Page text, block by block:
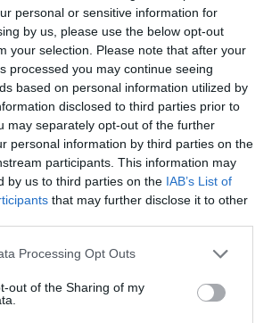
personal or sensitive information for
by us, please use the below opt-out
your selection. Please note that after your
processed you may continue seeing
based on personal information utilized by
disclosed to third parties prior to
may separately opt-out of the further
personal information by third parties on the
participants. This information may
by us to third parties on the IAB’s List of
that may further disclose it to other
Processing Opt Outs
out of the Sharing of my
LAISSER UN COMMENTAIRE
FAIRE UN DON
Appel aux lecteurs !
Air Journal participezà son
développement !
NOUS SOUTENIR